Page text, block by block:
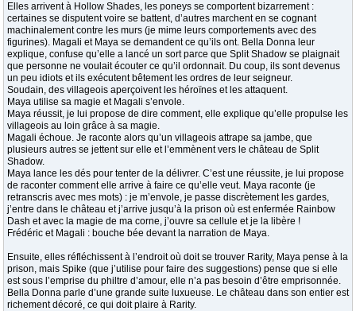
Elles arrivent à Hollow Shades, les poneys se comportent bizarrement :
certaines se disputent voire se battent, d’autres marchent en se cognant
machinalement contre les murs (je mime leurs comportements avec des
figurines). Magali et Maya se demandent ce qu’ils ont. Bella Donna leur
explique, confuse qu’elle a lancé un sort parce que Split Shadow se plaignait
que personne ne voulait écouter ce qu’il ordonnait. Du coup, ils sont devenus
un peu idiots et ils exécutent bêtement les ordres de leur seigneur.
Soudain, des villageois aperçoivent les héroïnes et les attaquent.
Maya utilise sa magie et Magali s’envole.
Maya réussit, je lui propose de dire comment, elle explique qu’elle propulse les
villageois au loin grâce à sa magie.
Magali échoue. Je raconte alors qu’un villageois attrape sa jambe, que
plusieurs autres se jettent sur elle et l’emmènent vers le château de Split
Shadow.
Maya lance les dés pour tenter de la délivrer. C’est une réussite, je lui propose
de raconter comment elle arrive à faire ce qu’elle veut. Maya raconte (je
retranscris avec mes mots) : je m’envole, je passe discrètement les gardes,
j’entre dans le château et j’arrive jusqu’à la prison où est enfermée Rainbow
Dash et avec la magie de ma corne, j’ouvre sa cellule et je la libère !
Frédéric et Magali : bouche bée devant la narration de Maya.
Ensuite, elles réfléchissent à l’endroit où doit se trouver Rarity, Maya pense à la
prison, mais Spike (que j’utilise pour faire des suggestions) pense que si elle
est sous l’emprise du philtre d’amour, elle n’a pas besoin d’être emprisonnée.
Bella Donna parle d’une grande suite luxueuse. Le château dans son entier est
richement décoré, ce qui doit plaire à Rarity.